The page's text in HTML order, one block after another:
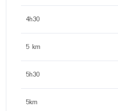
4h30
5 km
5h30
5km